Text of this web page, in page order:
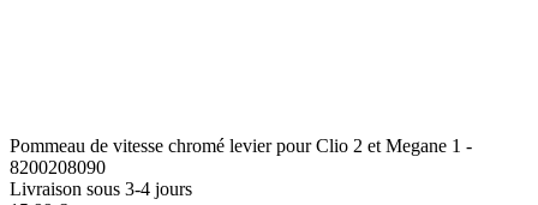
Pommeau de vitesse chromé levier pour Clio 2 et Megane 1 -
8200208090
Livraison sous 3-4 jours